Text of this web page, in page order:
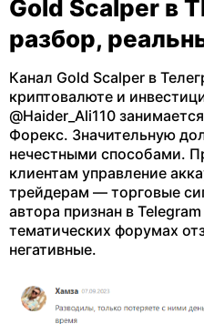
Gold Scalper в
разбор,
Канал Gold Scalper в
криптовалюте и
@Haider_Ali110
Форекс. Значительную
нечестными способами.
клиентам управление
трейдерам — торговые
автора признан в
тематических форумах
негативные.